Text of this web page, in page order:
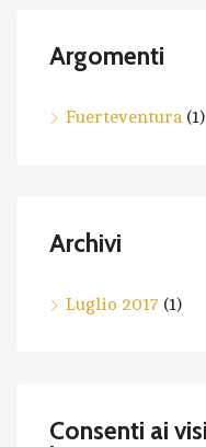
Argomenti
Fuerteventura(1)
Archivi
Luglio 2017 (1)
Consenti ai